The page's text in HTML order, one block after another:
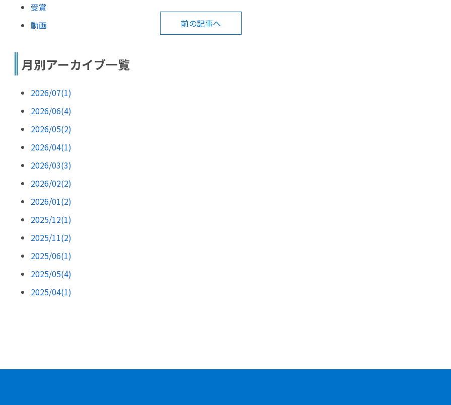
受賞
動画
月別アーカイブ一覧
2026/07(1)
2026/06(4)
2026/05(2)
2026/04(1)
2026/03(3)
2026/02(2)
2026/01(2)
2025/12(1)
2025/11(2)
2025/06(1)
2025/05(4)
2025/04(1)
前の記事へ